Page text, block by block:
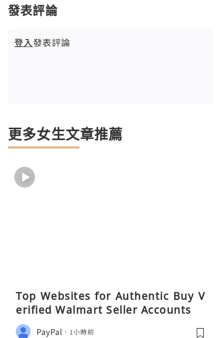
發表評論
登入發表評論
更多女生文章推薦
Top Websites for Authentic Buy V
erified Walmart Seller Accounts
PayPal 1小時前